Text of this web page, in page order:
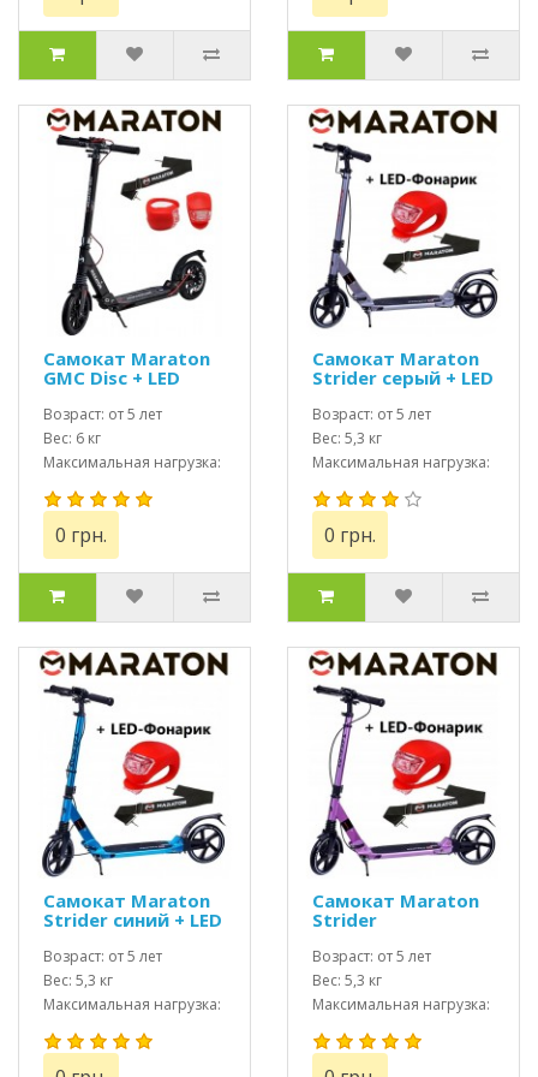
Самокат Maraton
GMC Disc + LED
Черно-серый
Возраст: от 5 лет
Вес: 6 кг
Максимальная нагрузка:
до 100 кг
0 грн.
Самокат Maraton
Strider серый + LED
Возраст: от 5 лет
Вес: 5,3 кг
Максимальная нагрузка:
до 100 кг
0 грн.
Самокат Maraton
Strider синий + LED
Возраст: от 5 лет
Вес: 5,3 кг
Максимальная нагрузка:
до 100 кг
Самокат Maraton
Strider
фонарик
Возраст: от 5 лет
Вес: 5,3 кг
Максимальная нагрузка:
до 100 кг